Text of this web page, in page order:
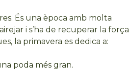
És una època amb molta
i s’ha de recuperar la força
la primavera es dedica a:
poda més gran.